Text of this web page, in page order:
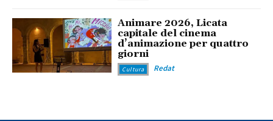
Animare 2026, Licata
capitale del cinema
d’animazione per quattro
giorni
Cultura Redat